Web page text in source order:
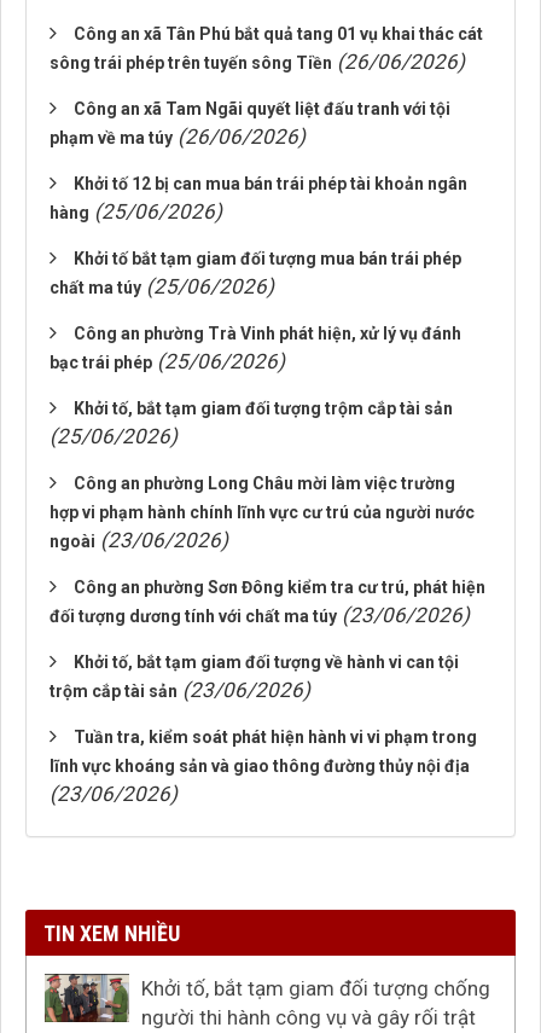
Công an xã Tân Phú bắt quả tang 01 vụ khai thác cát
sông trái phép trên tuyến sông Tiền (26/06/2026)
Công an xã Tam Ngãi quyết liệt đấu tranh với tội
phạm về ma túy (26/06/2026)
Khởi tố 12 bị can mua bán trái phép tài khoản ngân
hàng (25/06/2026)
Khởi tố bắt tạm giam đối tượng mua bán trái phép
chất ma túy (25/06/2026)
Công an phường Trà Vinh phát hiện, xử lý vụ đánh
bạc trái phép (25/06/2026)
Khởi tố, bắt tạm giam đối tượng trộm cắp tài sản
(25/06/2026)
Công an phường Long Châu mời làm việc trường
hợp vi phạm hành chính lĩnh vực cư trú của người nước
ngoài (23/06/2026)
Công an phường Sơn Đông kiểm tra cư trú, phát hiện
đối tượng dương tính với chất ma túy (23/06/2026)
Khởi tố, bắt tạm giam đối tượng về hành vi can tội
trộm cắp tài sản (23/06/2026)
Tuần tra, kiểm soát phát hiện hành vi vi phạm trong
lĩnh vực khoáng sản và giao thông đường thủy nội địa
(23/06/2026)
TIN XEM NHIỀU
Khởi tố, bắt tạm giam đối tượng chống
người thi hành công vụ và gây rối trật